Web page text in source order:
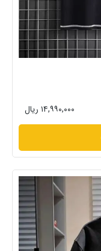
۱۴,۹۹۰,۰۰۰ ریال